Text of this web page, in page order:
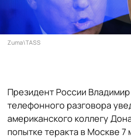
Zuma\TASS
Президент России
телефонного разговора
американского коллегу
попытке теракта в Москве 7